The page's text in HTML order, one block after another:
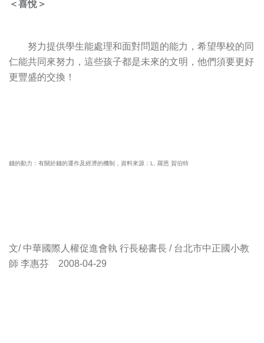
＜喜悅＞
努力提供學生能處理和面對問題的能力，希望學校的同
仁能共同來努力，這些孩子都是未來的文明，他們須要更好
更豐盛的交換！
錢的動力：有關於錢的運作及經濟的機制，資料來源：L. 羅恩 賀伯特
文/ 中華國際人權促進會執 行長秘書長 / 台北市中正國小教
師 李惠芬 2008-04-29